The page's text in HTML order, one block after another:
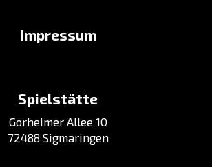
Impressum
Spielstätte
Gorheimer Allee 10
72488 Sigmaringen